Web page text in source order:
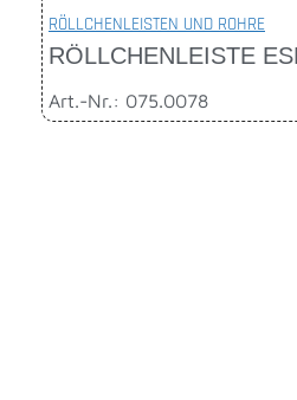
RÖLLCHENLEISTEN UND ROHRE
RÖLLCHENLEISTE
Art.-Nr.: 075.0078